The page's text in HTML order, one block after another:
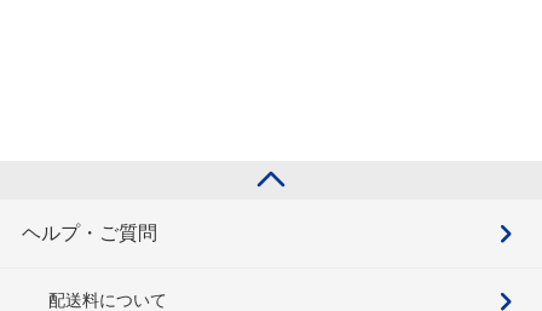
ヘルプ・ご質問
配送料について